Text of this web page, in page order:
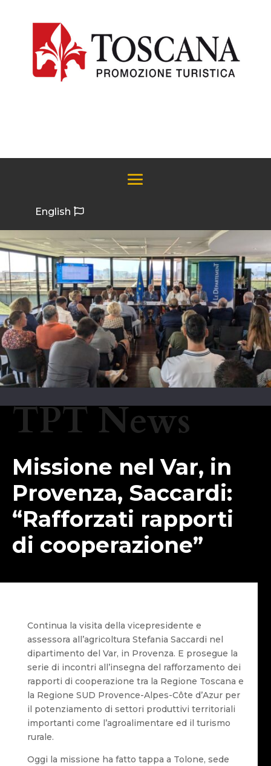
English
TPT News
Missione nel Var, in
Provenza, Saccardi:
“Rafforzati rapporti
di cooperazione”
Continua la visita della vicepresidente e
assessora all’agricoltura Stefania Saccardi nel
dipartimento del Var, in Provenza. E prosegue la
serie di incontri all’insegna del rafforzamento dei
rapporti di cooperazione tra la Regione Toscana e
la Regione SUD Provence-Alpes-Côte d’Azur per
il potenziamento di settori produttivi territoriali
importanti come l’agroalimentare ed il turismo
rurale.
Oggi la missione ha fatto tappa a Tolone, sede